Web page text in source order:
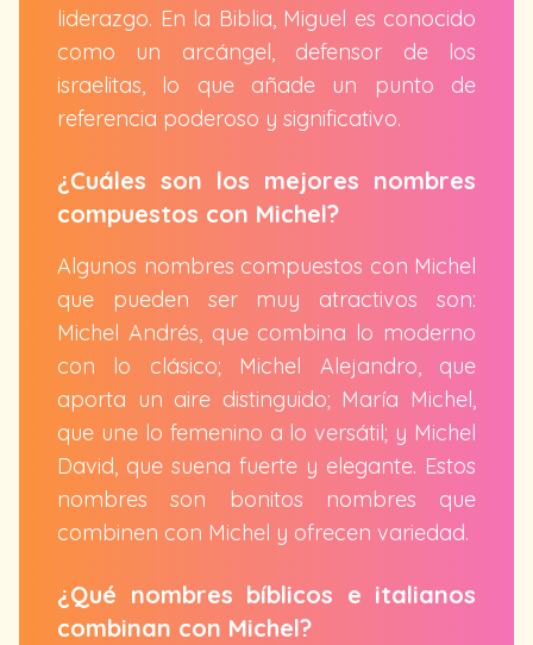
liderazgo. En la Biblia, Miguel es conocido
como un arcángel, defensor de los
israelitas, lo que añade un punto de
referencia poderoso y significativo.
¿Cuáles son los mejores nombres
compuestos con Michel?
Algunos nombres compuestos con Michel
que pueden ser muy atractivos son:
Michel Andrés, que combina lo moderno
con lo clásico; Michel Alejandro, que
aporta un aire distinguido; María Michel,
que une lo femenino a lo versátil; y Michel
David, que suena fuerte y elegante. Estos
nombres son bonitos nombres que
combinen con Michel y ofrecen variedad.
¿Qué nombres bíblicos e italianos
combinan con Michel?